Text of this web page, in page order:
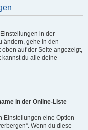
in der
ändern, gehe in den
oben auf der Seite angezeigt,
kannst du alle deine
in der Online-Liste
Einstellungen eine Option
Wenn du diese